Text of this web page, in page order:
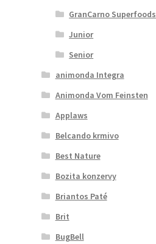
GranCarno Superfoods
Junior
Senior
animonda Integra
Animonda Vom Feinsten
Applaws
Belcando krmivo
Best Nature
Bozita konzervy
Briantos Paté
Brit
BugBell